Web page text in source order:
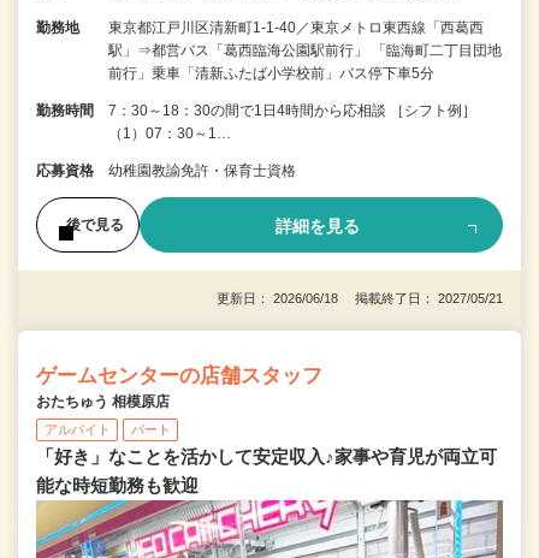
勤務地
東京都江戸川区清新町1-1-40／東京メトロ東西線「西葛西
駅」⇒都営バス「葛西臨海公園駅前行」 「臨海町二丁目団地
前行」乗車「清新ふたば小学校前」バス停下車5分
勤務時間
7：30～18：30の間で1日4時間から応相談 ［シフト例］
（1）07：30～1…
応募資格 幼稚園教諭免許・保育士資格
後で見る 詳細を見る
更新日： 2026/06/18 掲載終了日： 2027/05/21
ゲームセンターの店舗スタッフ
おたちゅう 相模原店
アルバイト パート
「好き」なことを活かして安定収入♪家事や育児が両立可
能な時短勤務も歓迎